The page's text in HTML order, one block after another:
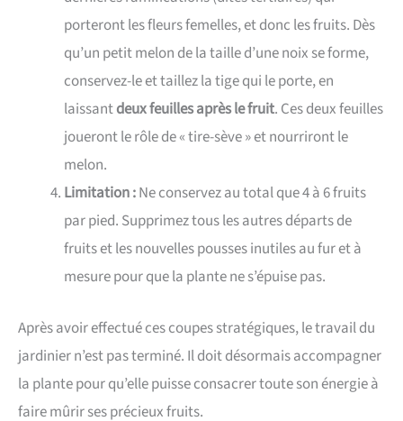
porteront les fleurs femelles, et donc les fruits. Dès
qu’un petit melon de la taille d’une noix se forme,
conservez-le et taillez la tige qui le porte, en
laissantdeux feuilles après le fruit. Ces deux feuilles
joueront le rôle de « tire-sève » et nourriront le
melon.
Limitation :Ne conservez au total que 4 à 6 fruits
par pied. Supprimez tous les autres départs de
fruits et les nouvelles pousses inutiles au fur et à
mesure pour que la plante ne s’épuise pas.
Après avoir effectué ces coupes stratégiques, le travail du
jardinier n’est pas terminé. Il doit désormais accompagner
la plante pour qu’elle puisse consacrer toute son énergie à
faire mûrir ses précieux fruits.